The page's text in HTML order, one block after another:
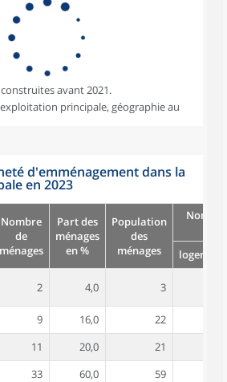
avant 2021.
exploitation principale, géographie au
d'emménagement dans la
en 2023
Nombre
de
ménages
Part des
ménages
en %
Population
des
ménages
logement
2 4,0 3
9 16,0 22
11 20,0 21
33 60,0 59